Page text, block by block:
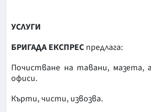
УСЛУГИ
БРИГАДА ЕКСПРЕС предлага:
Почистване на тавани, мазета,
офиси.
Кърти, чисти, извозва.